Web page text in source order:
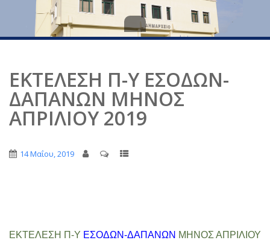
ΕΚΤΕΛΕΣΗ Π-Υ ΕΣΟΔΩΝ-
ΔΑΠΑΝΩΝ ΜΗΝΟΣ
ΑΠΡΙΛΙΟΥ 2019
14 Μαΐου, 2019
ΕΚΤΕΛΕΣΗ Π-Υ ΕΣΟΔΩΝ-ΔΑΠΑΝΩΝ ΜΗΝΟΣ ΑΠΡΙΛΙΟΥ